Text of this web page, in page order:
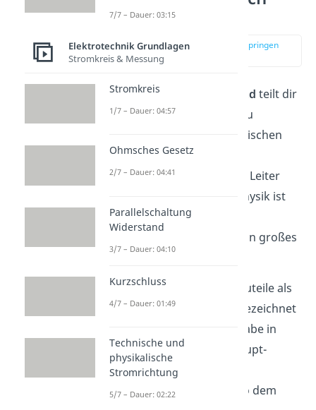
erklärt
zur Stelle im Video springen
Derelektrische Widerstand teilt dir
mit, welche Spannung U du
benötigst, um einen elektrischen
Strom einer bestimmten
Stromstärke I durch einen Leiter
fließen zu lassen. In der Physik ist
das Formelzeichen für den
elektrischen Widerstand ein großes
R.
Beachte, dass oft auch Bauteile als
elektrischer Widerstand bezeichnet
werden. Solche Bauteile habe in
einem Stromkreis eine Haupt-
Aufgabe: Sie hemmen den
Stromfluss (sie leisten also dem
7/7 – Dauer: 03:15
Elektrotechnik Grundlagen
Stromkreis & Messung
Stromkreis
1/7 – Dauer: 04:57
Ohmsches Gesetz
2/7 – Dauer: 04:41
Parallelschaltung
Widerstand
3/7 – Dauer: 04:10
Kurzschluss
4/7 – Dauer: 01:49
Technische und
physikalische
Stromrichtung
5/7 – Dauer: 02:22